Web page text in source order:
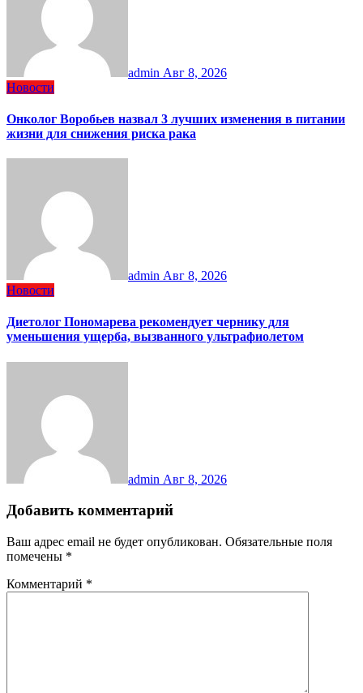
admin Авг 8, 2026
Новости
Онколог Воробьев назвал 3 лучших изменения в питании
жизни для снижения риска рака
admin Авг 8, 2026
Новости
Диетолог Пономарева рекомендует чернику для
уменьшения ущерба, вызванного ультрафиолетом
admin Авг 8, 2026
Добавить комментарий
Ваш адрес email не будет опубликован. Обязательные поля
помечены *
Комментарий *